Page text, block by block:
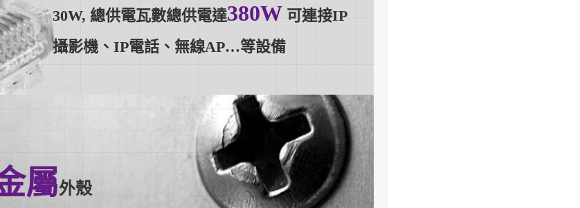
30W, 總供電瓦數總供電達380W 可連接IP
攝影機、IP電話、無線AP…等設備
屬外殼